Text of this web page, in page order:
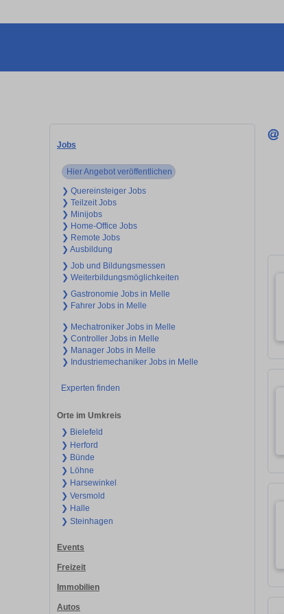
Jobs
Hier Angebot veröffentlichen
❯ Quereinsteiger Jobs
❯ Teilzeit Jobs
❯ Minijobs
❯ Home-Office Jobs
❯ Remote Jobs
❯ Ausbildung
❯ Job und Bildungsmessen
❯ Weiterbildungsmöglichkeiten
❯ Gastronomie Jobs in Melle
❯ Fahrer Jobs in Melle
❯ Mechatroniker Jobs in Melle
❯ Controller Jobs in Melle
❯ Manager Jobs in Melle
❯ Industriemechaniker Jobs in Melle
Experten finden
Orte im Umkreis
❯ Bielefeld
❯ Herford
❯ Bünde
❯ Löhne
❯ Harsewinkel
❯ Versmold
❯ Halle
❯ Steinhagen
Events
Freizeit
Immobilien
Autos